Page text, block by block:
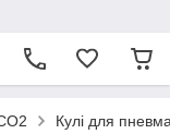
Кулі для